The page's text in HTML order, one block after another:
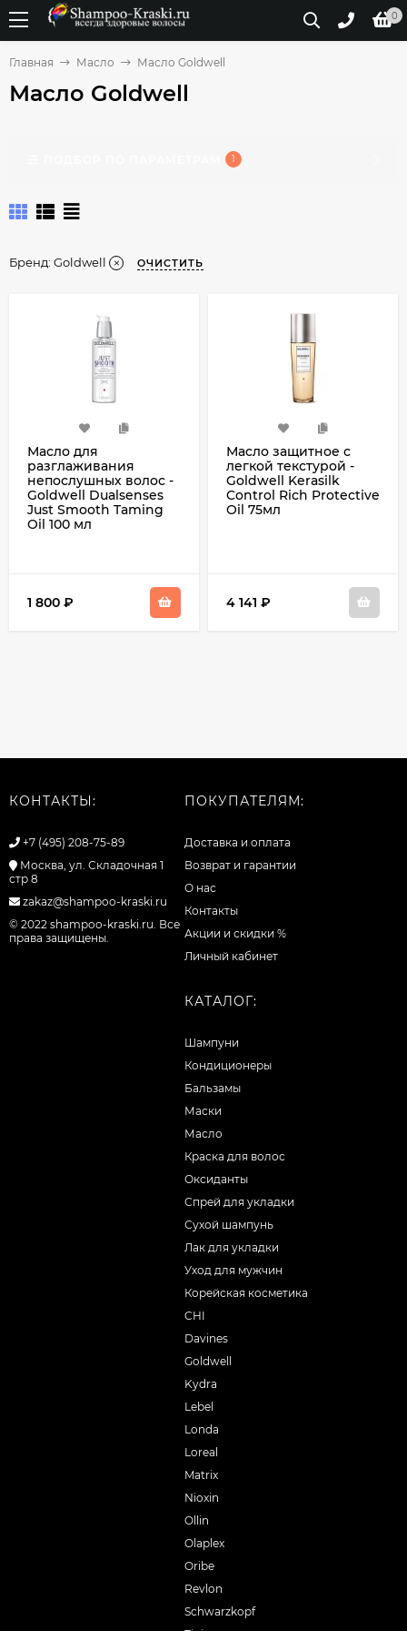
0
Главная Масло Масло Goldwell
Масло Goldwell
1
Бренд: Goldwell ОЧИСТИТЬ
Масло для
разглаживания
непослушных волос -
Goldwell Dualsenses
Just Smooth Taming
Oil 100 мл
1 800 ₽
Масло защитное с
легкой текстурой -
Goldwell Kerasilk
Control Rich Protective
Oil 75мл
4 141 ₽
КОНТАКТЫ:
+7 (495) 208-75-89
Москва, ул. Складочная 1
стр 8
zakaz@shampoo-kraski.ru
© 2022 shampoo-kraski.ru. Все
права защищены.
ПОКУПАТЕЛЯМ:
Доставка и оплата
Возврат и гарантии
О нас
Контакты
Акции и скидки %
Личный кабинет
КАТАЛОГ:
Шампуни
Кондиционеры
Бальзамы
Маски
Масло
Краска для волос
Оксиданты
Спрей для укладки
Сухой шампунь
Лак для укладки
Уход для мужчин
Корейская косметика
CHI
Davines
Goldwell
Kydra
Lebel
Londa
Loreal
Matrix
Nioxin
Ollin
Olaplex
Oribe
Revlon
Schwarzkopf